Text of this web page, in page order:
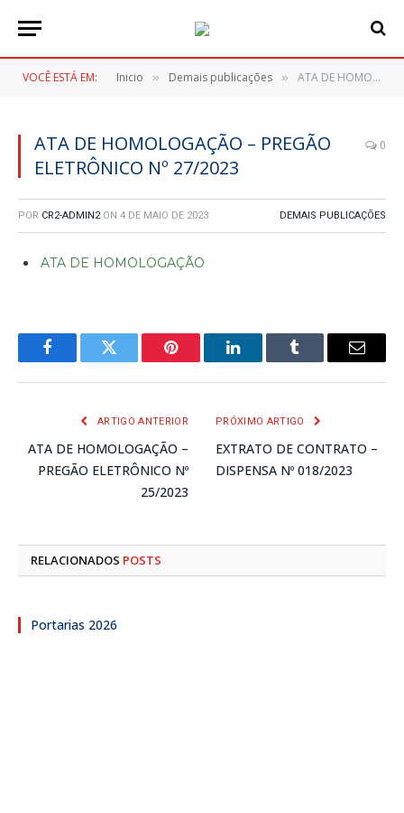
VOCÊ ESTÁ EM: Inicio » Demais publicações » ATA DE HOMOLOGAÇÃO – PREGÃO ELETRÔNICO Nº 27/2023
ATA DE HOMOLOGAÇÃO – PREGÃO
ELETRÔNICO Nº 27/2023
0
POR CR2-ADMIN2 ON 4 DE MAIO DE 2023 DEMAIS PUBLICAÇÕES
ATA DE HOMOLOGAÇÃO
FacebookTwitter Pinterest LinkedInTumblr
E-
ARTIGO ANTERIOR
ATA DE HOMOLOGAÇÃO –
PREGÃO ELETRÔNICO Nº
25/2023
PRÓXIMO ARTIGO
EXTRATO DE CONTRATO –
DISPENSA Nº 018/2023
RELACIONADOS POSTS
Portarias 2026